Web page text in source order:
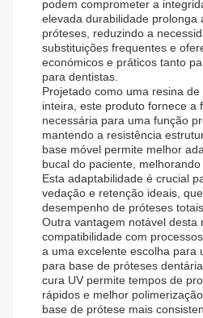
podem comprometer a
elevada durabilidade prolonga
próteses, reduzindo a
substituições frequentes e
económicos e práticos tanto
para dentistas.
Projetado como uma resina
inteira, este produto fornece a
necessária para uma função
mantendo a resistência
base móvel permite melhor
bucal do paciente,
Esta adaptabilidade é crucial
vedação e retenção ideais,
desempenho de próteses
Outra vantagem notável desta
compatibilidade com
a uma excelente escolha para
para base de próteses
cura UV permite tempos de
rápidos e melhor
base de prótese mais